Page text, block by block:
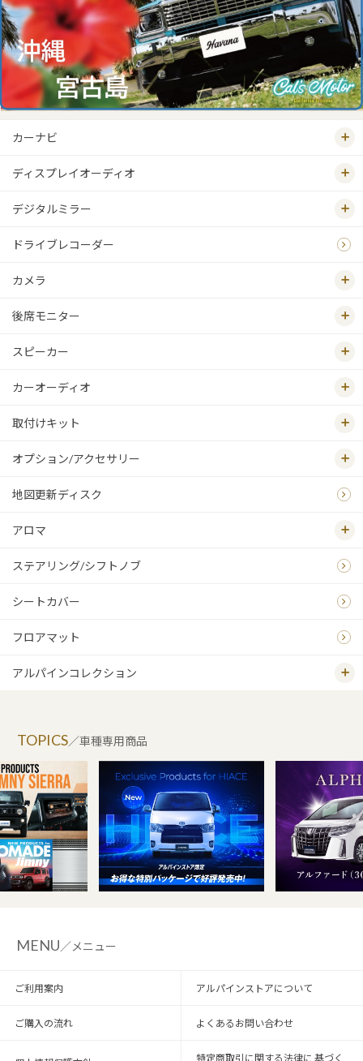
カーナビ
ディスプレイオーディオ
デジタルミラー
ドライブレコーダー
カメラ
後席モニター
スピーカー
カーオーディオ
取付けキット
オプション/アクセサリー
地図更新ディスク
アロマ
ステアリング/シフトノブ
シートカバー
フロアマット
アルパインコレクション
／車種専用商品
MENU／メニュー
ご利用案内 アルパインストアについて
ご購入の流れ よくあるお問い合わせ
特定商取引に関する法律に 基づく